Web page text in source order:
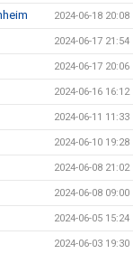
2024-06-18 20:08
2024-06-17 21:54
2024-06-17 20:06
2024-06-16 16:12
2024-06-11 11:33
2024-06-10 19:28
2024-06-08 21:02
2024-06-08 09:00
2024-06-05 15:24
2024-06-03 19:30